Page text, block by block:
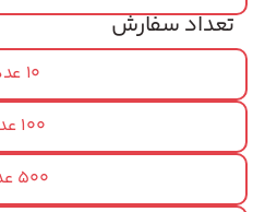
تعداد سفارش
10 عدد
100 عدد
500 عدد